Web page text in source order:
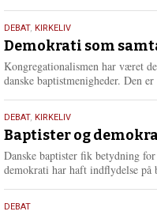
18.
maj
2026
DEBAT, KIRKELIV
Demokrati som
Kongregationalismen har været
danske baptistmenigheder. Den
18.
maj
2026
DEBAT, KIRKELIV
Baptister og
Danske baptister fik betydning
demokrati har haft indflydelse på
18.
DEBAT